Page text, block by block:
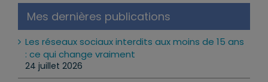
Mes dernières publications
Les réseaux sociaux interdits aux moins de 15 ans
: ce qui change vraiment
24 juillet 2026